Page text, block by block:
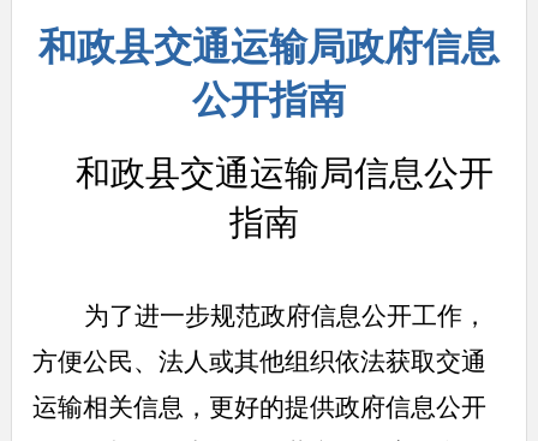
和政县交通运输局政府信息
公开指南
和政县交通运输局信息公开
指南
为了进一步规范政府信息公开工作，
方便公民、法人或其他组织依法获取交通
运输相关信息，更好的提供政府信息公开